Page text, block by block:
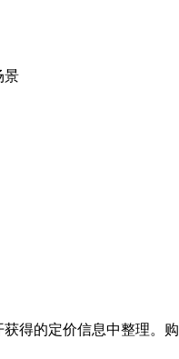
景
得的定价信息中整理。